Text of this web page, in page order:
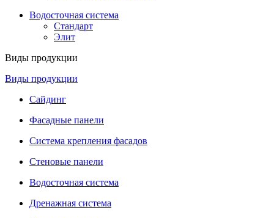
Водосточная система
Стандарт
Элит
Виды продукции
Виды продукции
Сайдинг
Фасадные панели
Система крепления фасадов
Стеновые панели
Водосточная система
Дренажная система